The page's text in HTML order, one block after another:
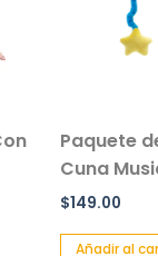
Paquete
Cuna
$149.00
Añadir al